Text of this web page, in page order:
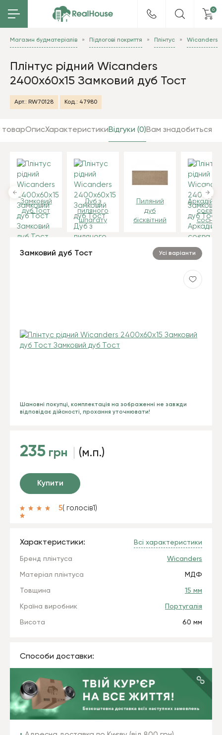
0
Магазин будматеріалів Підлогові покриття Плінтус Wicanders
Плінтус рідний Wicanders
2400x60х15 Замковий дуб Тост
Арт.: RW70128 Код.: 47980
ОписХарактеристикиВідгуки (0)Вам знадобиться
Шановні покупці, комплектація на зображенні не завжди
відповідає дійсності, прохання уточнювати!
Замковий
дуб Тост
Дуб з
пиляного
шпагату
Пиляний
дуб
бісквітний
соєва
сосна
Замковий дуб Тост Усі варіанти
235 грн (м.п.)
Купити
5( голосів1 )
Характеристики: Всі характеристики
Бренд плінтуса Wicanders
Матеріал плінтуса МДФ
Товщина 15 мм
Країна виробник Португалія
Висота 60 мм
Способи доставки: